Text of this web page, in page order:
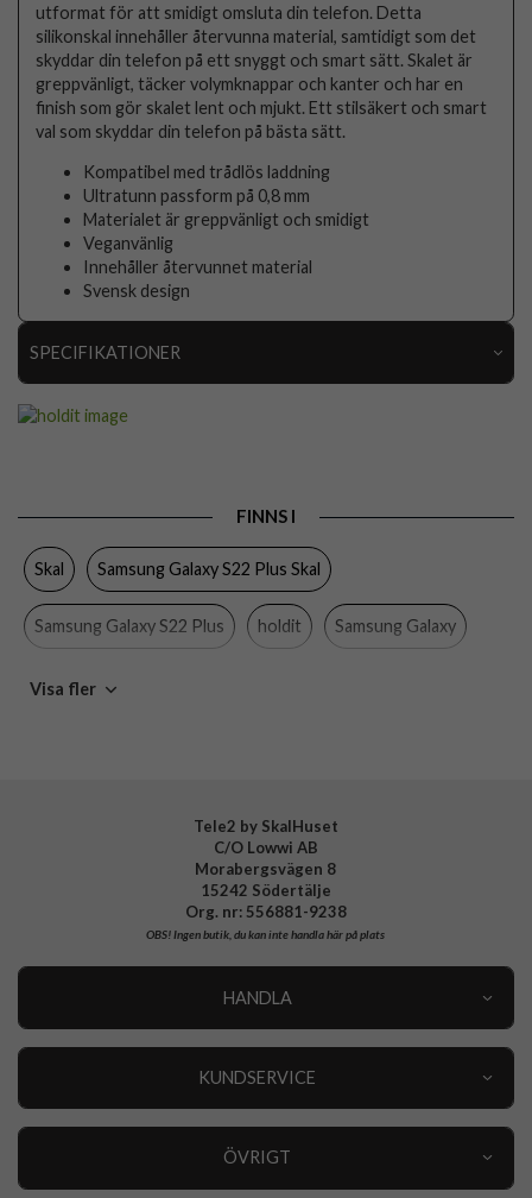
utformat för att smidigt omsluta din telefon. Detta
silikonskal innehåller återvunna material, samtidigt som det
skyddar din telefon på ett snyggt och smart sätt. Skalet är
greppvänligt, täcker volymknappar och kanter och har en
finish som gör skalet lent och mjukt. Ett stilsäkert och smart
val som skyddar din telefon på bästa sätt.
Kompatibel med trådlös laddning
Ultratunn passform på 0,8 mm
Materialet är greppvänligt och smidigt
Veganvänlig
Innehåller återvunnet material
Svensk design
SPECIFIKATIONER
Trådlös laddning-kompatibel
Färg
Silikon
Tillverkarens art nr
FINNS I
Skal Samsung Galaxy S22 Plus Skal
Samsung Galaxy S22 Plus holdit Samsung Galaxy
Mobiltillbehör
Visa fler
Tele2 by SkalHuset
C/O Lowwi AB
Morabergsvägen 8
15242 Södertälje
Org. nr: 556881-9238
OBS!Ingen butik, du kan inte handla här på plats
HANDLA
KUNDSERVICE
ÖVRIGT